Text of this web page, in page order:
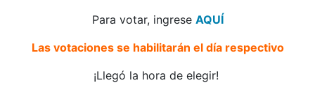
Para votar, ingrese AQUÍ
Las votaciones se habilitarán el día respectivo
¡Llegó la hora de elegir!